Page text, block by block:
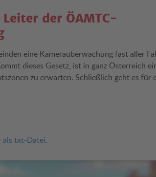
der ÖAMTC-
eine Kameraüberwachung fast aller
dieses Gesetz, ist in ganz Österreich
zu erwarten. Schließlich geht es für
als txt-Datei.